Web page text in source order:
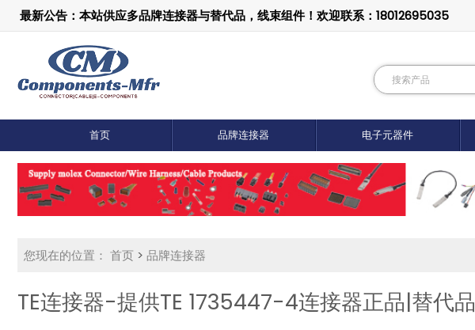
最新公告：本站供应多品牌连接器与替代品，线束组件！欢迎联系：18012695035
首页 品牌连接器 电子元器件
您现在的位置： 首页 > 品牌连接器
TE连接器-提供TE 1735447-4连接器正品|替代品